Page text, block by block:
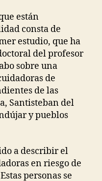
están
consta de
estudio, que ha
del profesor
sobre una
de
de las
Santisteban del
y pueblos
a describir el
en riesgo de
personas se